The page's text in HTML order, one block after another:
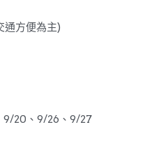
通方便為主)
9/20、9/26、9/27